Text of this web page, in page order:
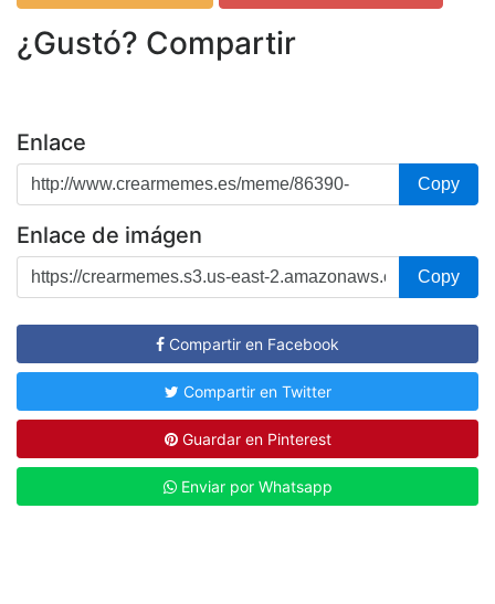
¿Gustó? Compartir
Enlace
Copy
Enlace de imágen
Copy
Compartir en Facebook
Compartir en Twitter
Guardar en Pinterest
Enviar por Whatsapp